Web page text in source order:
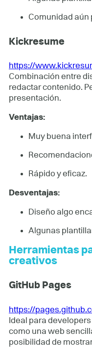
Comunidad aún
Kickresume
https://
Combinación entre
redactar contenido.
presentación.
Ventajas:
Muy buena
Rápido y eficaz.
Desventajas:
Diseño algo
Algunas
Herramientas
creativos
GitHub Pages
https://
Ideal para
como una web
posibilidad de